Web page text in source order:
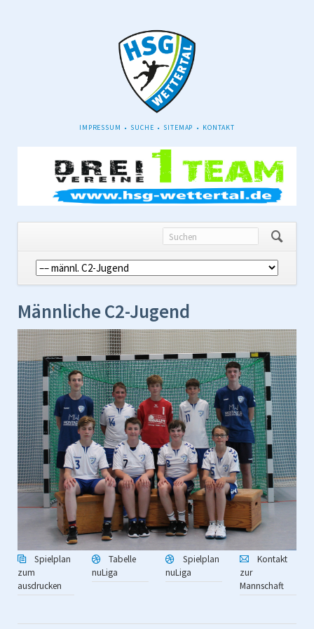
NAVIGATION
IMPRESSUM SUCHE SITEMAP KONTAKT
Navigation
überspringen
Männliche C2-Jugend
Spielplan
zum
ausdrucken
Tabelle
nuLiga
Spielplan
nuLiga
Kontakt
zur
Mannschaft